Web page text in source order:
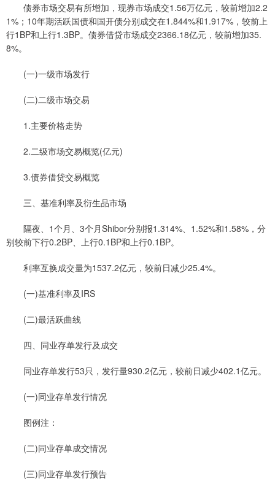
债券市场交易有所增加，现券市场成交1.56万亿元，较前增加2.2
1%；10年期活跃国债和国开债分别成交在1.844%和1.917%，较前上
行1BP和上行1.3BP。债券借贷市场成交2366.18亿元，较前增加35.
8%。
(一)一级市场发行
(二)二级市场交易
1.主要价格走势
2.二级市场交易概览(亿元)
3.债券借贷交易概览
三、基准利率及衍生品市场
隔夜、1个月、3个月Shibor分别报1.314%、1.52%和1.58%，分
别较前下行0.2BP、上行0.1BP和上行0.1BP。
利率互换成交量为1537.2亿元，较前日减少25.4%。
(一)基准利率及IRS
(二)最活跃曲线
四、同业存单发行及成交
同业存单发行53只，发行量930.2亿元，较前日减少402.1亿元。
(一)同业存单发行情况
图例注：
(二)同业存单成交情况
(三)同业存单发行预告